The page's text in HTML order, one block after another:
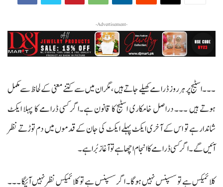
-Advertisement-
۔۔۔اسٹیج پر ہر روز ڈرامے کھیلے جاتے ہیں ، مگر ان میں سے کتنے معنی کے لحاظ سے مکمل
ہوتے ہیں ۔۔۔ دراصل خامکاری اسٹیج کا قانون ہے۔اگر کسی ڈرامے کا پہلا ایکٹ
شاندار ہے تو اس کے آخری ایکٹ پہلے ایکٹ کی جان کے قدموں میں دم توڑتے نظر
آئیں گے۔ اگر کسی ڈرامے کا انجام اچھا ہے تو آغاز بُرا ہے۔
کلائمیکس ہے تو سسپنس نہیں ہوگا۔ اگر سسپنس ہے تو کلائمیکس نظر نہیں آئیگا ۔۔۔